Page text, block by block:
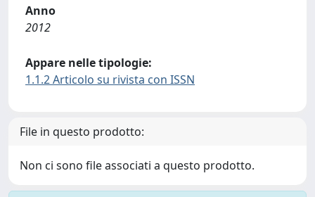
Anno
2012
Appare nelle tipologie:
1.1.2 Articolo su rivista con ISSN
File in questo prodotto:
Non ci sono file associati a questo prodotto.